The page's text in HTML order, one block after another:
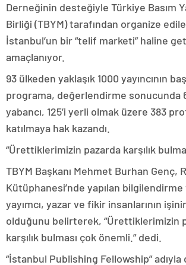
Derneğinin desteğiyle Türkiye Basım
Birliği (TBYM) tarafından organize
İstanbul’un bir “telif marketi” haline
amaçlanıyor.
93 ülkeden yaklaşık 1000 yayıncının
programa, değerlendirme sonucunda
yabancı, 125’i yerli olmak üzere 383
katılmaya hak kazandı.
“Ürettiklerimizin pazarda karşılık
TBYM Başkanı Mehmet Burhan Genç,
Kütüphanesi’nde yapılan bilgilendirme
yayımcı, yazar ve fikir insanlarının
olduğunu belirterek, “Ürettiklerimizin
karşılık bulması çok önemli.” dedi.
“İstanbul Publishing Fellowship” adıyla